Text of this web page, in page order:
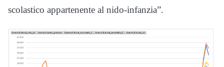
scolastico appartenente al nido-infanzia”.